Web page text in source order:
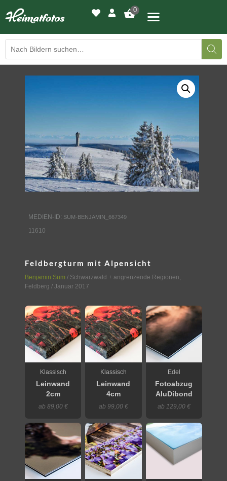
0
LED-LEUCHTBILDER
WIR DRUCKEN IHR BILD
AUSSTELLUNGEN
KONTAKT
MEDIEN-ID: SUM-BENJAMIN_667349
11610
Feldbergturm mit Alpensicht
Benjamin Sum / Schwarzwald + angrenzende Regionen,
Feldberg / Januar 2017
Klassisch
Leinwand
2cm
ab 89,00 €
Klassisch
Leinwand
4cm
ab 99,00 €
Edel
Fotoabzug
AluDibond
ab 129,00 €